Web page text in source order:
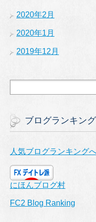
2020年2月
2020年1月
2019年12月
ブログランキング
人気ブログランキング
にほんブログ村
FC2 Blog Ranking